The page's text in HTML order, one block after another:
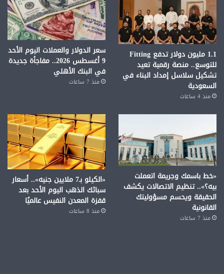
1.1 مليون دولار تدفع Fitting
للتوسع.. منصة رقمية تعيد
تشكيل سلاسل إمداد البناء في
السعودية
منذ 4 ساعات
سعر الدولار والعملات اليوم الأحد
9 أغسطس 2026.. مفاجأة جديدة
في البنك الأهلي
منذ 7 ساعات
«خط باسمك وجريمة اتعملت
بيه؟».. تنظيم الاتصالات يكشف
الحقيقة ويحسم مسؤوليتك
القانونية
منذ 7 ساعات
«الكيلو بـ7 ملايين جنيه».. أسعار
سبائك الذهب اليوم الأحد بعد
قفزة المعدن النفيس عالميًا
منذ 8 ساعات